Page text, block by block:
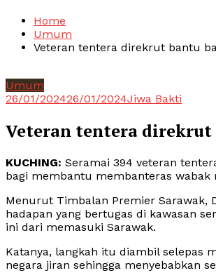
Home
Umum
Veteran tentera direkrut bantu
Umum
26/01/202426/01/2024Jiwa Bakti
Veteran tentera direkrut
KUCHING: Seramai 394 veteran
bagi membantu membanteras wabak
Menurut Timbalan Premier Sarawak,
hadapan yang bertugas di kawasan
ini dari memasuki Sarawak.
Katanya, langkah itu diambil selepas
negara jiran sehingga menyebabkan